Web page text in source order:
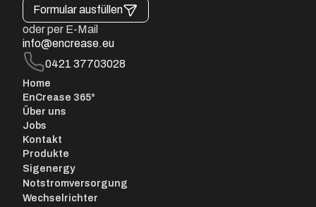
Formular ausfüllen
oder per E-Mail
info@encrease.eu
0421 37703028
Home
EnCrease 365°
Über uns
Jobs
Kontakt
Produkte
Sigenergy
Notstromversorgung
Wechselrichter